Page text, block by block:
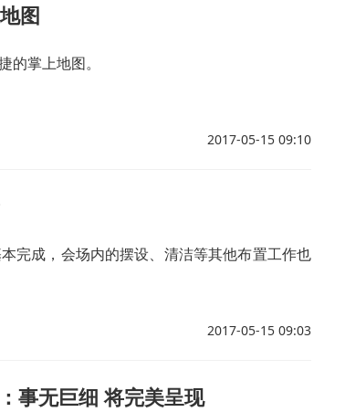
图
掌上地图。
2017-05-15 09:10
成，会场内的摆设、清洁等其他布置工作也
2017-05-15 09:03
事无巨细 将完美呈现